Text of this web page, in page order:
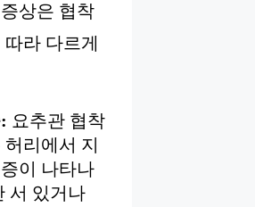
상은 협착
라 다르게
요추관 협착
리에서 지
이 나타나
서 있거나